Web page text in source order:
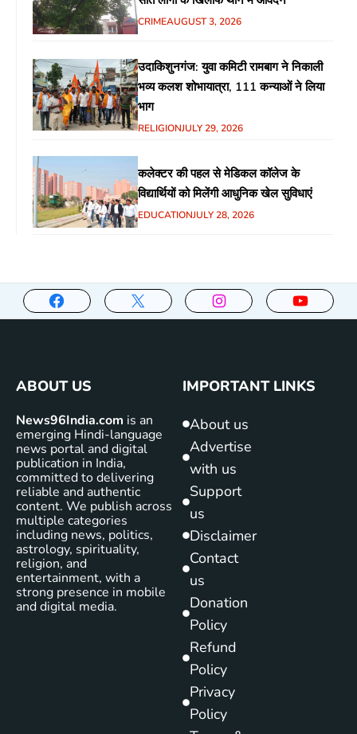
CRIMEAUGUST 3, 2026
उदाकिशुनगंज: युवा कमिटी रामबाग ने निकाली
भव्य कलश शोभायात्रा, 111 कन्याओं ने लिया
भाग
RELIGIONJULY 29, 2026
कलेक्टर की पहल से मेडिकल कॉलेज के
विद्यार्थियों को मिलेंगी आधुनिक खेल सुविधाएं
EDUCATIONJULY 28, 2026
ABOUT US
News96India.com is an
emerging Hindi-language
news portal and digital
publication in India,
committed to delivering
reliable and authentic
content. We publish across
multiple categories
including news, politics,
astrology, spirituality,
religion, and
entertainment, with a
strong presence in mobile
and digital media.
IMPORTANT LINKS
About us
Advertise
with us
Support
us
Disclaimer
Contact
us
Donation
Policy
Refund
Policy
Privacy
Policy